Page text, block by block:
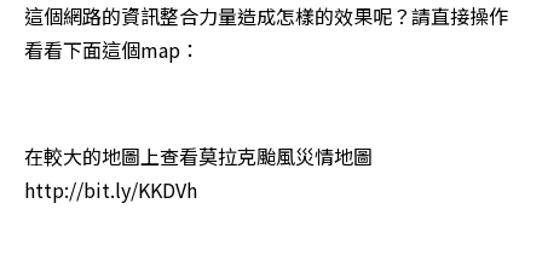
這個網路的資訊整合力量造成怎樣的效果呢？請直接操作
看看下面這個map：
在較大的地圖上查看莫拉克颱風災情地圖
http://bit.ly/KKDVh